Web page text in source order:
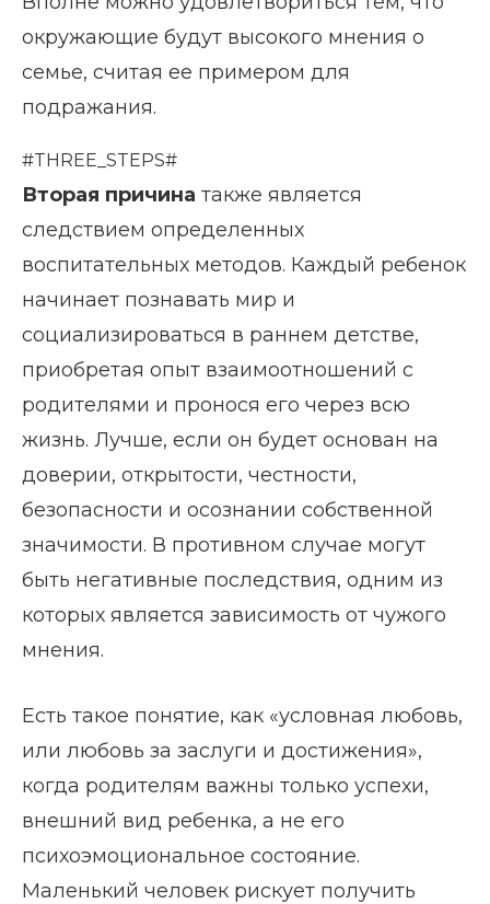
окружающие будут высокого мнения о
семье, считая ее примером для
подражания.
#THREE_STEPS#
Вторая причина также является
следствием определенных
воспитательных методов. Каждый ребенок
начинает познавать мир и
социализироваться в раннем детстве,
приобретая опыт взаимоотношений с
родителями и пронося его через всю
жизнь. Лучше, если он будет основан на
доверии, открытости, честности,
безопасности и осознании собственной
значимости. В противном случае могут
быть негативные последствия, одним из
которых является зависимость от чужого
мнения.
Есть такое понятие, как «условная любовь,
или любовь за заслуги и достижения»,
когда родителям важны только успехи,
внешний вид ребенка, а не его
психоэмоциональное состояние.
Маленький человек рискует получить